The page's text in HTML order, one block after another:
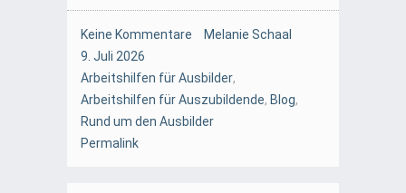
Keine Kommentare
Melanie Schaal
9. Juli 2026
Arbeitshilfen für Ausbilder,
Arbeitshilfen für Auszubildende, Blog,
Rund um den Ausbilder
Permalink